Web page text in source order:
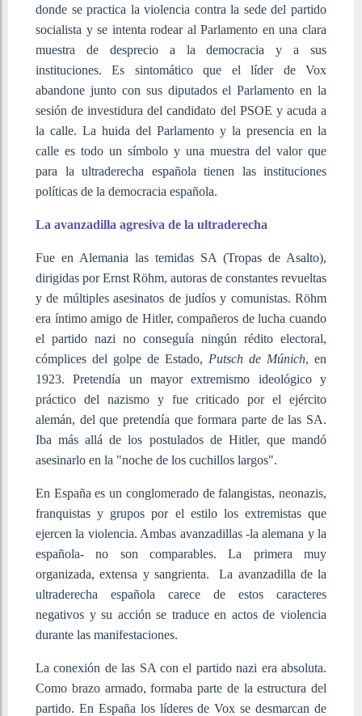
donde se practica la violencia contra la sede del partido
socialista y se intenta rodear al Parlamento en una clara
muestra de desprecio a la democracia y a sus
instituciones. Es sintomático que el líder de Vox
abandone junto con sus diputados el Parlamento en la
sesión de investidura del candidato del PSOE y acuda a
la calle. La huida del Parlamento y la presencia en la
calle es todo un símbolo y una muestra del valor que
para la ultraderecha española tienen las instituciones
políticas de la democracia española.
La avanzadilla agresiva de la ultraderecha
Fue en Alemania las temidas SA (Tropas de Asalto),
dirigidas por Ernst Röhm, autoras de constantes revueltas
y de múltiples asesinatos de judíos y comunistas. Röhm
era íntimo amigo de Hitler, compañeros de lucha cuando
el partido nazi no conseguía ningún rédito electoral,
cómplices del golpe de Estado, Putsch de Múnich, en
1923. Pretendía un mayor extremismo ideológico y
práctico del nazismo y fue criticado por el ejército
alemán, del que pretendía que formara parte de las SA.
Iba más allá de los postulados de Hitler, que mandó
asesinarlo en la "noche de los cuchillos largos".
En España es un conglomerado de falangistas, neonazis,
franquistas y grupos por el estilo los extremistas que
ejercen la violencia. Ambas avanzadillas -la alemana y la
española- no son comparables. La primera muy
organizada, extensa y sangrienta. La avanzadilla de la
ultraderecha española carece de estos caracteres
negativos y su acción se traduce en actos de violencia
durante las manifestaciones.
La conexión de las SA con el partido nazi era absoluta.
Como brazo armado, formaba parte de la estructura del
partido. En España los líderes de Vox se desmarcan de